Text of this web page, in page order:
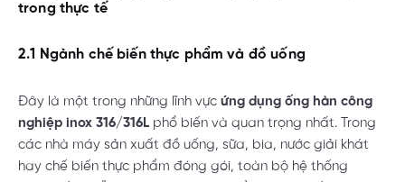
trong thực tế
2.1 Ngành chế biến thực phẩm và đồ uống
Đây là một trong những lĩnh vực ứng dụng ống hàn công
nghiệp inox 316/316L phổ biến và quan trọng nhất. Trong
các nhà máy sản xuất đồ uống, sữa, bia, nước giải khát
hay chế biến thực phẩm đóng gói, toàn bộ hệ thống